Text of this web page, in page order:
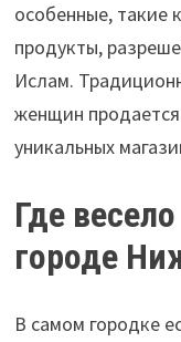
особенные, такие
продукты,
Ислам.
женщин продается
уникальных
Где
городе
В самом городке